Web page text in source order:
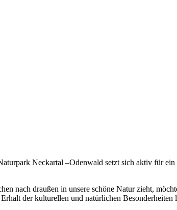
Neckartal –Odenwald setzt sich aktiv für
nach draußen in unsere schöne Natur zieht,
der kulturellen und natürlichen Besonderheiten